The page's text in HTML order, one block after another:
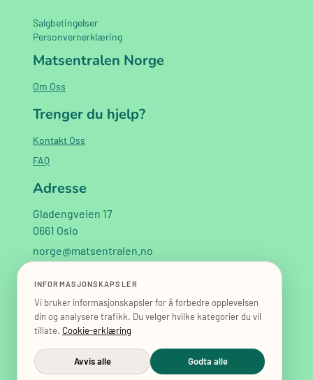
Salgbetingelser
Personvernerklæring
Matsentralen Norge
Om Oss
Trenger du hjelp?
Kontakt Oss
FAQ
Adresse
Gladengveien 17
0661 Oslo
norge@matsentralen.no
INFORMASJONSKAPSLER
Vi bruker informasjonskapsler for å forbedre opplevelsen
din og analysere trafikk. Du velger hvilke kategorier du vil
tillate. Cookie-erklæring
Avvis alle Godta alle